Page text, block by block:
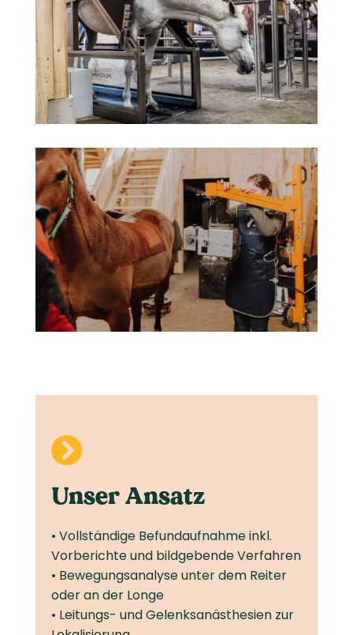

Unser Ansatz
• Vollständige Befundaufnahme inkl.
Vorberichte und bildgebende Verfahren
• Bewegungsanalyse unter dem Reiter
oder an der Longe
• Leitungs- und Gelenksanästhesien zur